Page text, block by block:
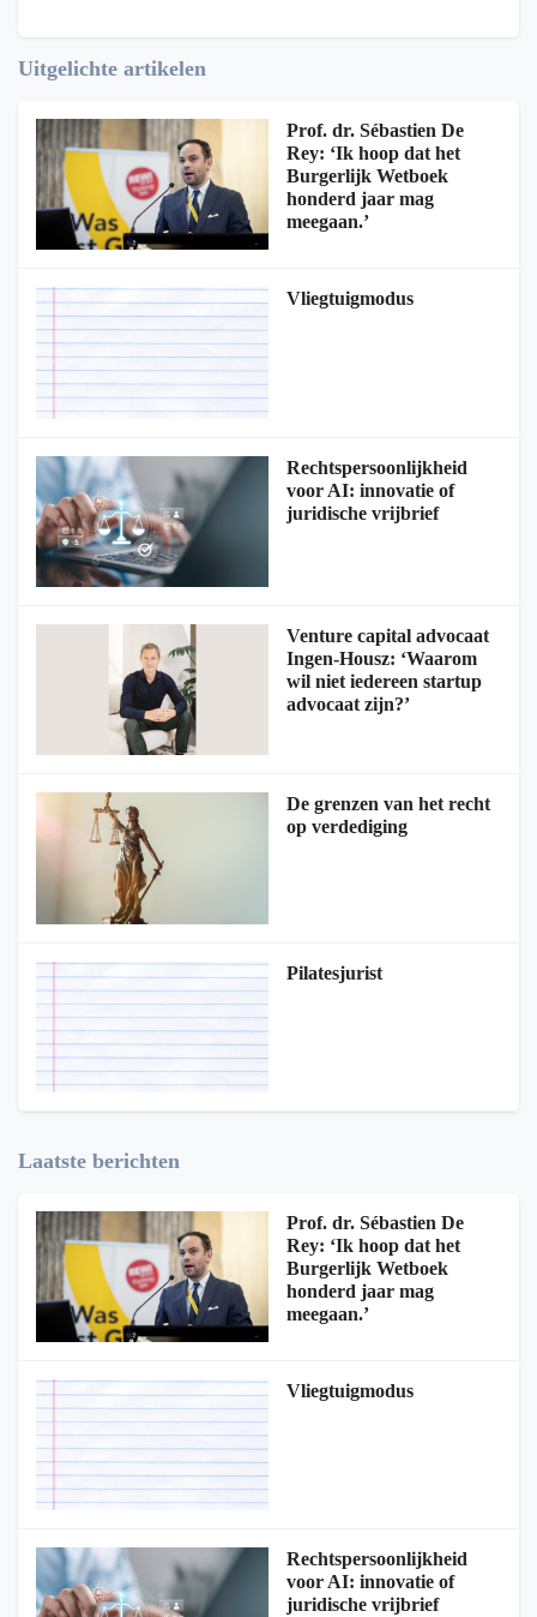
Uitgelichte artikelen
Prof. dr. Sébastien De
Rey: ‘Ik hoop dat het
Burgerlijk Wetboek
honderd jaar mag
meegaan.’
Vliegtuigmodus
Rechtspersoonlijkheid
voor AI: innovatie of
juridische vrijbrief
Venture capital advocaat
Ingen-Housz: ‘Waarom
wil niet iedereen startup
advocaat zijn?’
De grenzen van het recht
op verdediging
Pilatesjurist
Laatste berichten
Prof. dr. Sébastien De
Rey: ‘Ik hoop dat het
Burgerlijk Wetboek
honderd jaar mag
meegaan.’
Vliegtuigmodus
Rechtspersoonlijkheid
voor AI: innovatie of
juridische vrijbrief